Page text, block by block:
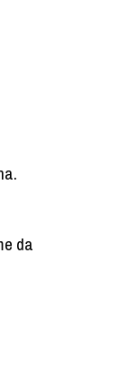
da